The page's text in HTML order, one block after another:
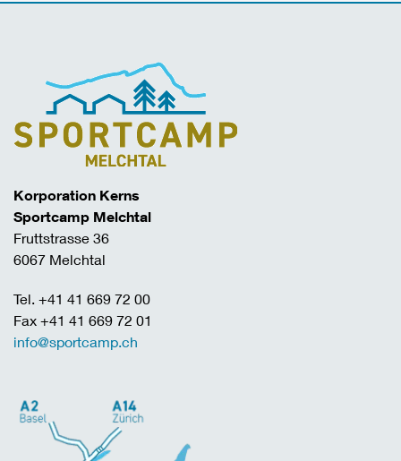
Korporation Kerns
Sportcamp Melchtal
Fruttstrasse 36
6067 Melchtal
Tel. +41 41 669 72 00
Fax +41 41 669 72 01
info@sportcamp.ch